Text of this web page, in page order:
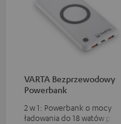
VARTA Bezprzewodowy
Powerbank
2 w 1: Powerbank o mocy
ładowania do 18 watów przez